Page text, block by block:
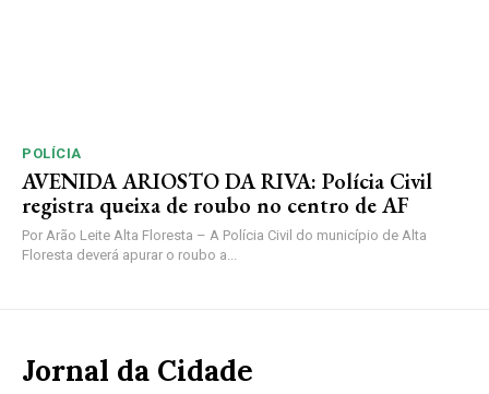
POLÍCIA
AVENIDA ARIOSTO DA RIVA: Polícia Civil
registra queixa de roubo no centro de AF
Por Arão Leite Alta Floresta – A Polícia Civil do município de Alta
Floresta deverá apurar o roubo a...
Jornal da Cidade